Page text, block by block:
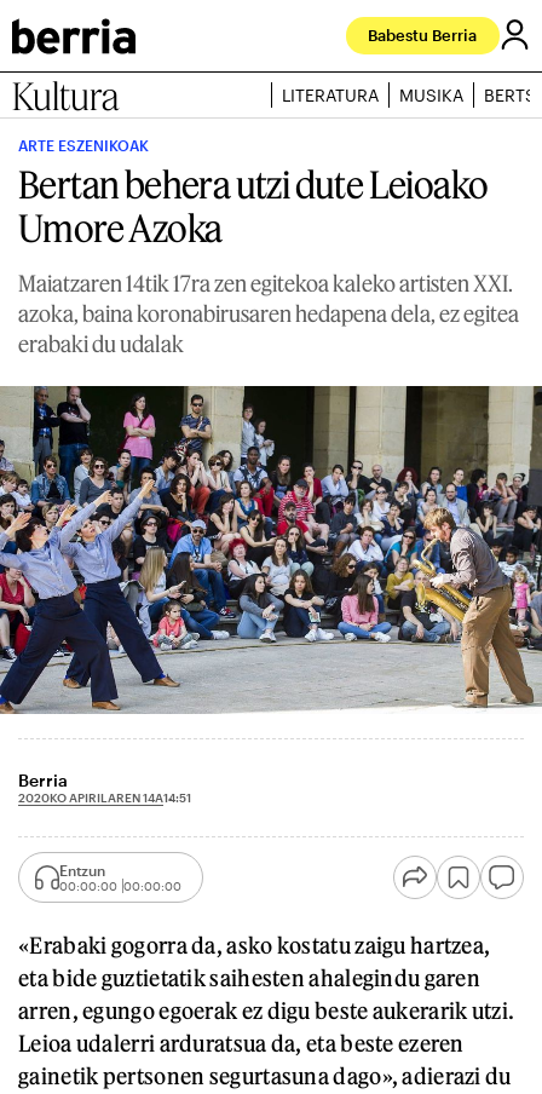
Babestu Berria
Kultura LITERATURA MUSIKA
ARTE ESZENIKOAK
Bertan behera utzi dute Leioako
Umore Azoka
Maiatzaren 14tik 17ra zen egitekoa kaleko artisten XXI.
azoka, baina koronabirusaren hedapena dela, ez egitea
erabaki du udalak
Berria
2020KO APIRILAREN 14A14:51
Entzun
00:00:00 00:00:00
«Erabaki gogorra da, asko kostatu zaigu hartzea,
eta bide guztietatik saihesten ahalegindu garen
arren, egungo egoerak ez digu beste aukerarik utzi.
Leioa udalerri arduratsua da, eta beste ezeren
gainetik pertsonen segurtasuna dago», adierazi du